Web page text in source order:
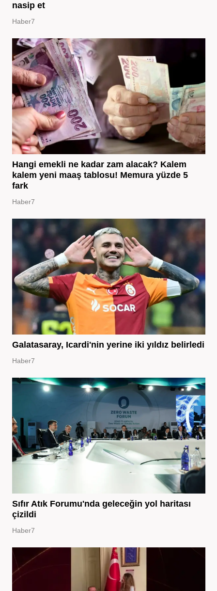
nasip et
Haber7
Hangi emekli ne kadar zam alacak? Kalem
kalem yeni maaş tablosu! Memura yüzde 5
fark
Haber7
Galatasaray, Icardi'nin yerine iki yıldız belirledi
Haber7
Sıfır Atık Forumu'nda geleceğin yol haritası
çizildi
Haber7